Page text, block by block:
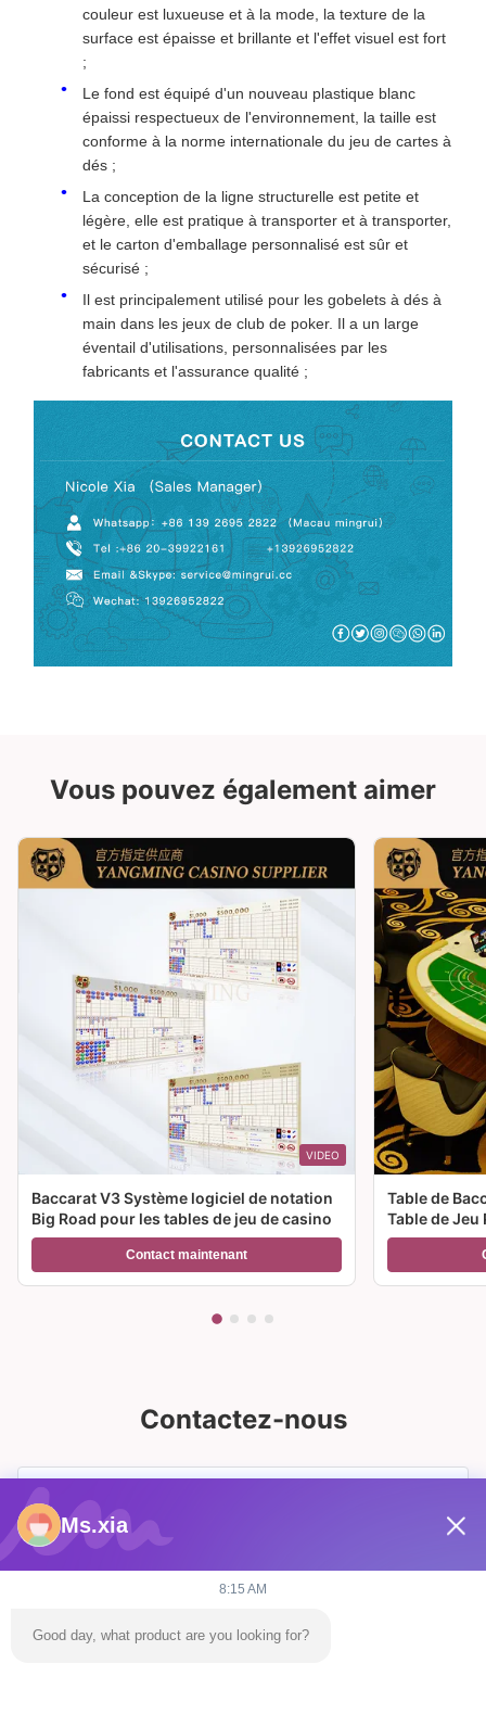
couleur est luxueuse et à la mode, la texture de la
surface est épaisse et brillante et l'effet visuel est fort
;
Le fond est équipé d'un nouveau plastique blanc
épaissi respectueux de l'environnement, la taille est
conforme à la norme internationale du jeu de cartes à
dés ;
La conception de la ligne structurelle est petite et
légère, elle est pratique à transporter et à transporter,
et le carton d'emballage personnalisé est sûr et
sécurisé ;
Il est principalement utilisé pour les gobelets à dés à
main dans les jeux de club de poker. Il a un large
éventail d'utilisations, personnalisées par les
fabricants et l'assurance qualité ;
Vous pouvez également aimer
VIDEO
Baccarat V3 Système logiciel de notation
Big Road pour les tables de jeu de casino
Contact maintenant
Table de
Table de
Casino à
Contactez-nous
Ms.xia
8:15 AM
Good day, what product are you looking for?